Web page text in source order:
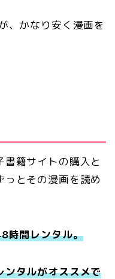
、かなり安く漫画を
籍サイトの購入と
っとその漫画を読め
時間レンタル。
ンタルがオススメで